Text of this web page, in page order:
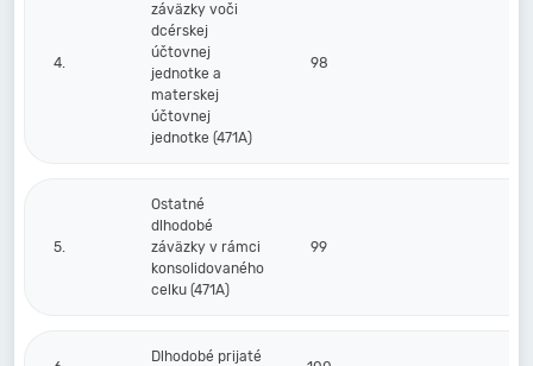
4.
záväzky voči
dcérskej
účtovnej
jednotke a
materskej
účtovnej
jednotke (471A)
98
5.
Ostatné
dlhodobé
záväzky v rámci
konsolidovaného
celku (471A)
99
Dlhodobé prijaté